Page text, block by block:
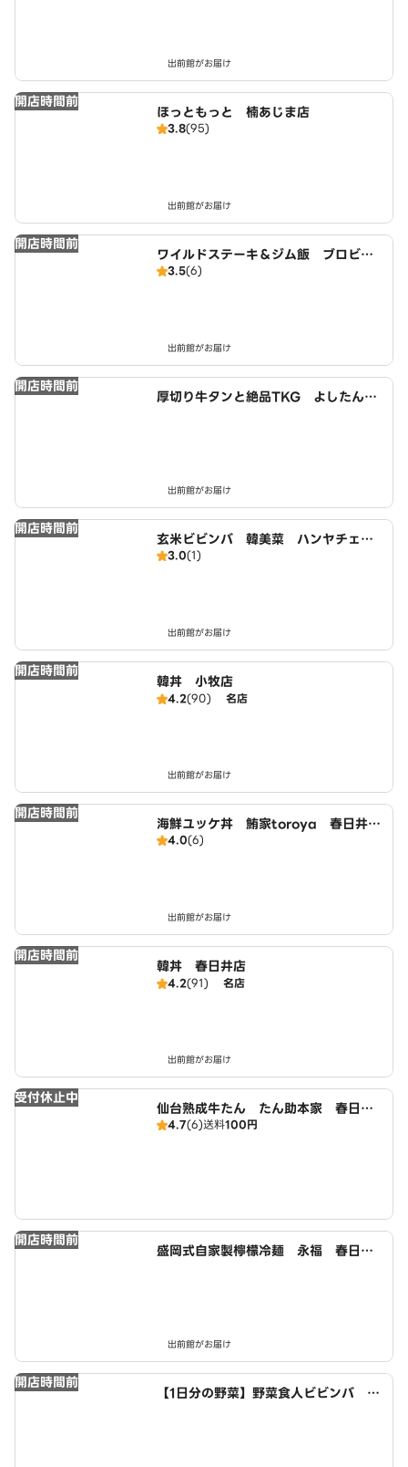
出前館がお届け
開店時間前
ほっともっと 楠あじま店
3.8(95)
出前館がお届け
開店時間前
ワイルドステーキ＆ジム飯 ブロビ
ー 春日井稲口店
3.5(6)
出前館がお届け
開店時間前
厚切り牛タンと絶品TKG よしたん
出前館がお届け
開店時間前
玄米ビビンバ 韓美菜 ハンヤチェ
春日井稲口店
3.0(1)
出前館がお届け
開店時間前
韓丼 小牧店
4.2(90) 名店
出前館がお届け
開店時間前
海鮮ユッケ丼 鮪家toroya 春日井稲
口店
4.0(6)
出前館がお届け
開店時間前
韓丼 春日井店
4.2(91) 名店
出前館がお届け
受付休止中
仙台熟成牛たん たん助本家 春日井
店4.7(6)送料100円
開店時間前
盛岡式自家製檸檬冷麺 永福 春日井
出前館がお届け
開店時間前
【1日分の野菜】野菜食人ビビンバ 春